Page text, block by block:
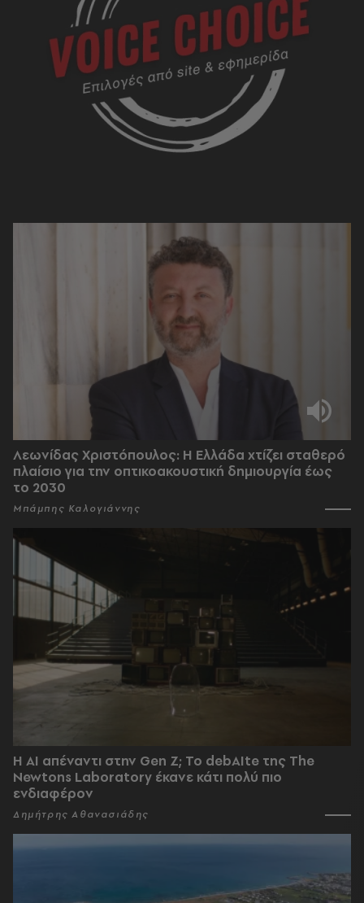
Λεωνίδας Χριστόπουλος: Η Ελλάδα χτίζει σταθερό
πλαίσιο για την οπτικοακουστική δημιουργία έως
το 2030
Μπάμπης Καλογιάννης
Η AI απέναντι στην Gen Z; Το debAIte της The
Newtons Laboratory έκανε κάτι πολύ πιο
ενδιαφέρον
Δημήτρης Αθανασιάδης